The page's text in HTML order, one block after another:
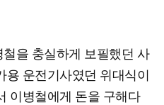
을 충실하게 보필했던 사
운전기사였던 위대식이
이병철에게 돈을 구해다